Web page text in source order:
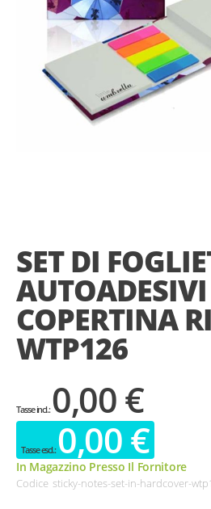
beginning
of
the
images
gallery
SET DI
COPERTINA
WTP126
0,00 €
0,00 €
In Magazzino Presso Il Fornitore
Codice sticky-notes-set-in-hardcover-